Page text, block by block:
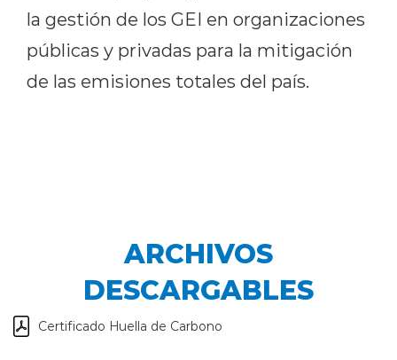
la gestión de los GEI en organizaciones
públicas y privadas para la mitigación
de las emisiones totales del país.
ARCHIVOS
DESCARGABLES
Certificado Huella de Carbono